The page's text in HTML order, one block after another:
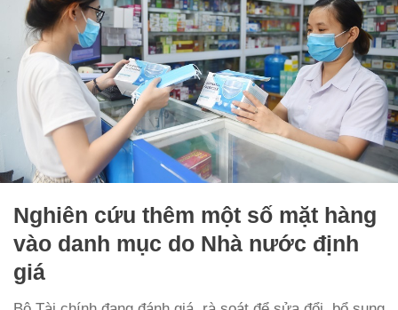
Nghiên cứu thêm một số mặt hàng
vào danh mục do Nhà nước định
giá